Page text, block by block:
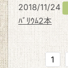
2018/11/24
ﾊﾞﾘｳﾑ2本
1